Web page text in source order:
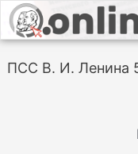
ПСС В. И. Ленина